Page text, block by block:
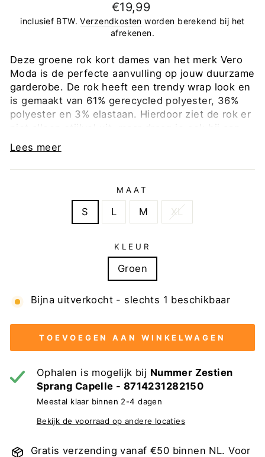
Adviesprijs
€19,99
inclusief BTW.Verzendkosten worden berekend bij het
afrekenen.
Deze groene rok kort dames van het merk Vero
Moda is de perfecte aanvulling op jouw duurzame
garderobe. De rok heeft een trendy wrap look en
is gemaakt van 61% gerecycled polyester, 36%
polyester en 3% elastaan. Hierdoor ziet de rok er
een beter milieu. De elastische tailleband zorgt
voor een comfortabele pasvorm. Combineer deze
aware - vero modamini skirt met een basic top
voor een chique uitstraling. Voeg snel deze
milieubewuste en trendy rok toe aan jouw
kledingkast en maak een statement. Bestel hem
Lees meer
MAAT
S L M XL
KLEUR
Groen
Bijna uitverkocht - slechts 1 beschikbaar
TOEVOEGEN AAN WINKELWAGEN
Ophalen is mogelijk bij Nummer Zestien
Sprang Capelle - 8714231282150
Meestal klaar binnen 2-4 dagen
Bekijk de voorraad op andere locaties
Gratis verzending vanaf €50 binnen NL. Voor